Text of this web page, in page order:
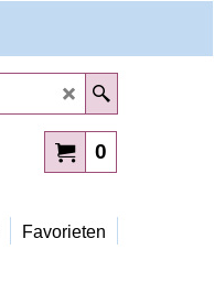
0
Favorieten